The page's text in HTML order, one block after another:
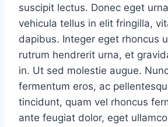
suscipit lectus. Donec eget
vehicula tellus in elit fringilla,
dapibus. Integer eget rhoncus
rutrum hendrerit urna, et
in. Ut sed molestie augue.
fermentum eros, ac
tincidunt, quam vel rhoncus
ante feugiat dolor, eget